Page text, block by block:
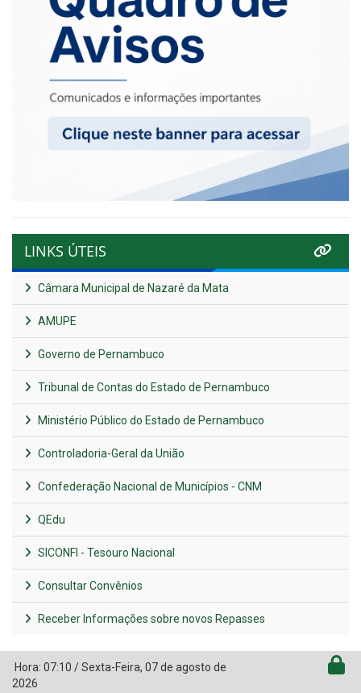
LINKS ÚTEIS
Câmara Municipal de Nazaré da Mata
AMUPE
Governo de Pernambuco
Tribunal de Contas do Estado de Pernambuco
Ministério Público do Estado de Pernambuco
Controladoria-Geral da União
Confederação Nacional de Municípios - CNM
QEdu
SICONFI - Tesouro Nacional
Consultar Convênios
Receber Informações sobre novos Repasses
Hora: 07:10 /Sexta-Feira, 07 de agosto de
2026